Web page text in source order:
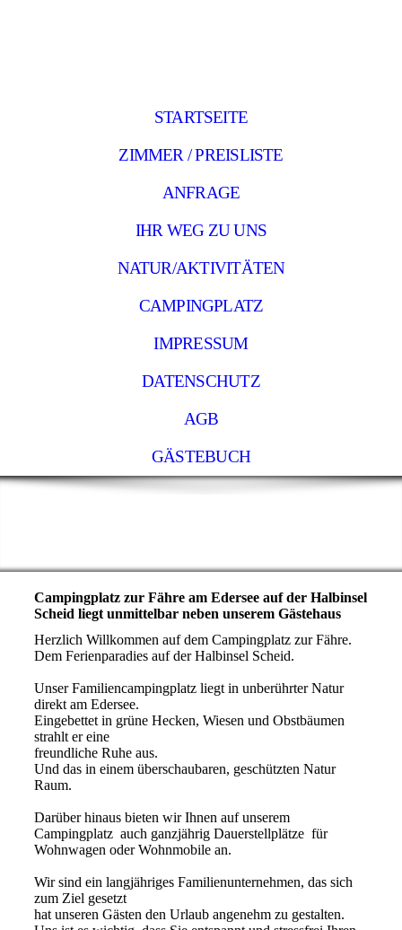
STARTSEITE
ZIMMER / PREISLISTE
ANFRAGE
IHR WEG ZU UNS
NATUR/AKTIVITÄTEN
CAMPINGPLATZ
IMPRESSUM
DATENSCHUTZ
AGB
GÄSTEBUCH
Campingplatz zur Fähre am Edersee auf der Halbinsel
Scheid liegt unmittelbar neben unserem Gästehaus
Herzlich Willkommen auf dem Campingplatz zur Fähre.
Dem Ferienparadies auf der Halbinsel Scheid.
Unser Familiencampingplatz liegt in unberührter Natur
direkt am Edersee.
Eingebettet in grüne Hecken, Wiesen und Obstbäumen
strahlt er eine
freundliche Ruhe aus.
Und das in einem überschaubaren, geschützten Natur
Raum.
Darüber hinaus bieten wir Ihnen auf unserem
Campingplatz auch ganzjährig Dauerstellplätze für
Wohnwagen oder Wohnmobile an.
Wir sind ein langjähriges Familienunternehmen, das sich
zum Ziel gesetzt
hat unseren Gästen den Urlaub angenehm zu gestalten.